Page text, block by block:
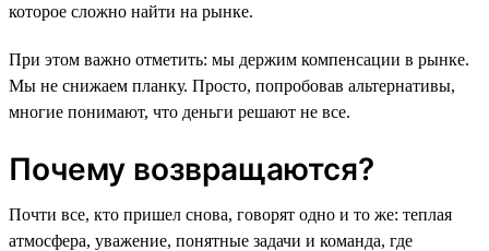
которое сложно найти на рынке.
При этом важно отметить: мы держим компенсации в рынке.
Мы не снижаем планку. Просто, попробовав альтернативы,
многие понимают, что деньги решают не все.
Почему возвращаются?
Почти все, кто пришел снова, говорят одно и то же: теплая
атмосфера, уважение, понятные задачи и команда, где